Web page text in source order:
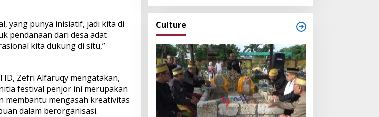
yang punya inisiatif, jadi kita di
pendanaan dari desa adat
kita dukung di situ,”
Zefri Alfaruqy mengatakan,
festival penjor ini merupakan
membantu mengasah kreativitas
dalam berorganisasi.
Culture